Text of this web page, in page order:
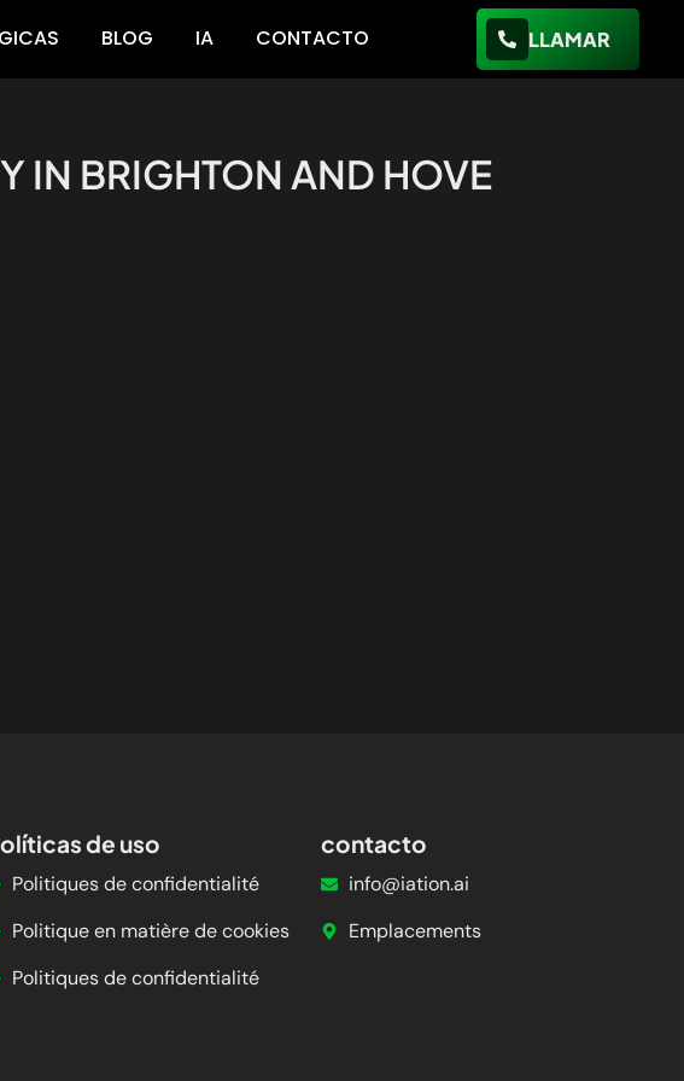
BLOG IA CONTACTO LLAMAR
IN BRIGHTON AND HOVE
de uso
Politiques de confidentialité
Politique en matière de cookies
Politiques de confidentialité
contacto
info@iation.ai
Emplacements